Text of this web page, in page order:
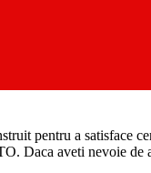
pentru a satisface
Daca aveti nevoie de